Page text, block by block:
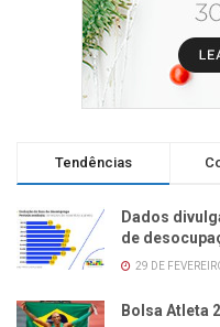
Tendências
Dados
de
29 DE
Bolsa Atleta